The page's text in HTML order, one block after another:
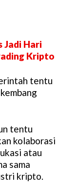
Jadi Hari
Kripto
tentu
tentu
kolaborasi
atau
sama
kripto.